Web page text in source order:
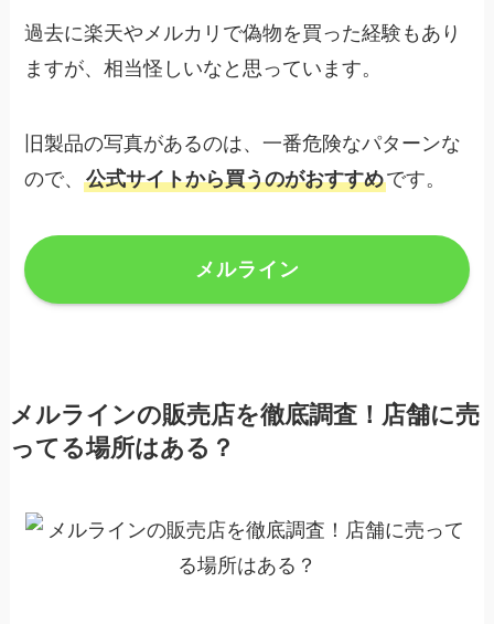
過去に楽天やメルカリで偽物を買った経験もあり
ますが、相当怪しいなと思っています。
旧製品の写真があるのは、一番危険なパターンな
ので、公式サイトから買うのがおすすめです。
メルライン
メルラインの販売店を徹底調査！店舗に売
ってる場所はある？